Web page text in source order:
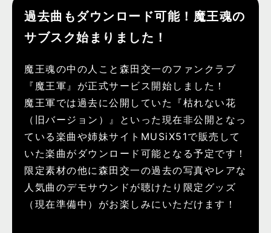
過去曲もダウンロード可能！魔王魂の
サブスク始まりました！
魔王魂の中の人こと森田交一のファンクラブ
『魔王軍』が正式サービス開始しました！
魔王軍では過去に公開していた『枯れない花
（旧バージョン）』といった現在非公開となっ
ている楽曲や姉妹サイトMUSiX51で販売して
いた楽曲がダウンロード可能となる予定です！
限定素材の他に森田交一の過去の写真やレアな
人気曲のデモサウンドが聴けたり限定グッズ
（現在準備中）がお楽しみにいただけます！